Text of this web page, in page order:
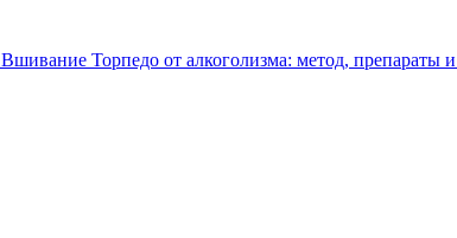
Вшивание Торпедо от алкоголизма: метод, препараты